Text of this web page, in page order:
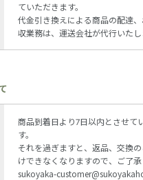
ていただきます。
代金引き換えによる商品の配達
収業務は、運送会社が代行いたし
商品到着日より7日以内とさせて
す。
それを過ぎますと、返品、交換
けできなくなりますので、ご了承
sukoyaka-